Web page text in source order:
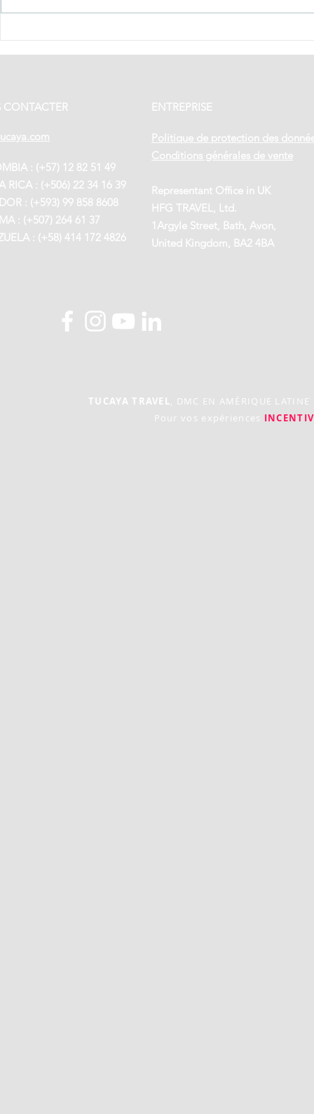
REOUVERTURE
DU COSTA RICA
LES 10
DE
CONTACTER
: (+57) 12 82 51 49
RICA : (+506) 22 34 16 39
: (+593) 99 858 8608
: (+507) 264 61 37
: (+58) 414 172 4826
ENTREPRISE
Politique de protection des
Conditions générales de vente
Representant Office in UK
HFG TRAVEL, Ltd.
1Argyle Street, Bath, Avon,
United Kingdom, BA2 4BA
TUCAYA TRAVEL, DMC EN AMÉRIQUE LATINE
Pour vos expériences